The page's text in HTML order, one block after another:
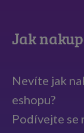
Jak
Nevíte jak
eshopu?
Podívejte se